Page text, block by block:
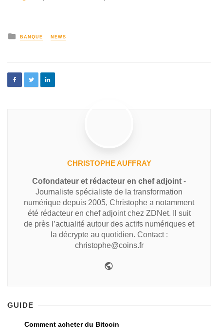
BANQUE NEWS
CHRISTOPHE AUFFRAY
Cofondateur et rédacteur en chef adjoint -
Journaliste spécialiste de la transformation
numérique depuis 2005, Christophe a notamment
été rédacteur en chef adjoint chez ZDNet. Il suit
de près l’actualité autour des actifs numériques et
la décrypte au quotidien. Contact :
christophe@coins.fr
GUIDE
Comment acheter du Bitcoin